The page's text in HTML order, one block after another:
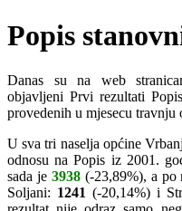
Popis
Danas su na web
objavljeni Prvi rezultati
provedenih u mjesecu travnju
U sva tri naselja općine
odnosu na Popis iz 2001.
sada je 3938(-23,89%), a po
Soljani: 1241 (-20,14%) i